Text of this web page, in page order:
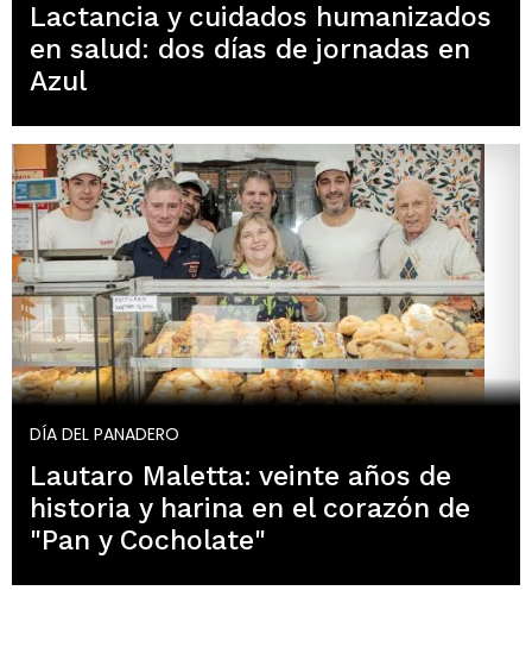
Lactancia y cuidados humanizados
en salud: dos días de jornadas en
Azul
DÍA DEL PANADERO
Lautaro Maletta: veinte años de
historia y harina en el corazón de
"Pan y Cocholate"